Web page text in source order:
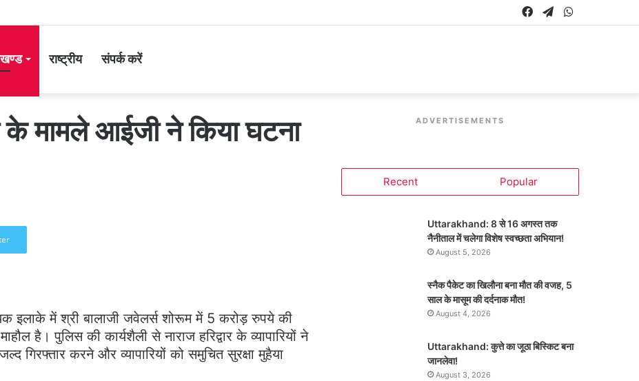
Telegram
Facebook
राष्ट्रीय संपर्क करें
मामले आईजी ने किया घटना
इलाके में श्री बालाजी जवेलर्स शोरूम में 5 करोड़ रुपये की
है। पुलिस की कार्यशैली से नाराज हरिद्वार के व्यापारियों ने
गिरफ्तार करने और व्यापारियों को समुचित सुरक्षा मुहैया
ADVERTISEMENTS
Recent Popular
Uttarakhand: 8 से 16 अगस्त तक
नैनीताल में चलेगा विशेष स्वच्छता अभियान!
August 5, 2026
स्नैक पैकेट का खिलौना बना मौत की वजह, 5
साल के मासूम की दर्दनाक मौत!
August 4, 2026
Uttarakhand: कुत्ते का जूठा बिस्किट बना
जानलेवा!
August 3, 2026